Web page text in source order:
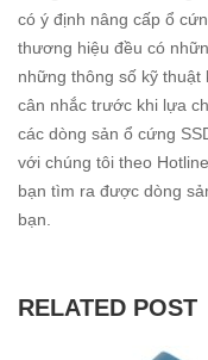
có ý định nâng cấp ổ
thương hiệu đều có
những thông số kỹ thuật
cân nhắc trước khi lựa
các dòng sản ổ cứng
với chúng tôi theo
bạn tìm ra được dòng
bạn.
RELATED POST